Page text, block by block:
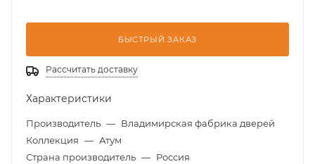
БЫСТРЫЙ ЗАКАЗ
Рассчитать доставку
Характеристики
Производитель — Владимирская фабрика дверей
Коллекция — Атум
Страна производитель — Россия